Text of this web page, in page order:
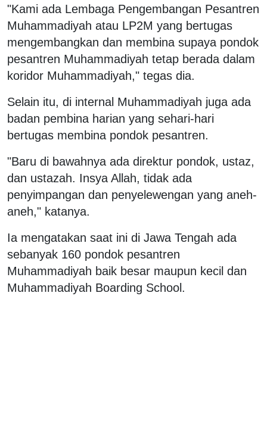
"Kami ada Lembaga Pengembangan Pesantren
Muhammadiyah atau LP2M yang bertugas
mengembangkan dan membina supaya pondok
pesantren Muhammadiyah tetap berada dalam
koridor Muhammadiyah," tegas dia.
Selain itu, di internal Muhammadiyah juga ada
badan pembina harian yang sehari-hari
bertugas membina pondok pesantren.
"Baru di bawahnya ada direktur pondok, ustaz,
dan ustazah. Insya Allah, tidak ada
penyimpangan dan penyelewengan yang aneh-
aneh," katanya.
Ia mengatakan saat ini di Jawa Tengah ada
sebanyak 160 pondok pesantren
Muhammadiyah baik besar maupun kecil dan
Muhammadiyah Boarding School.